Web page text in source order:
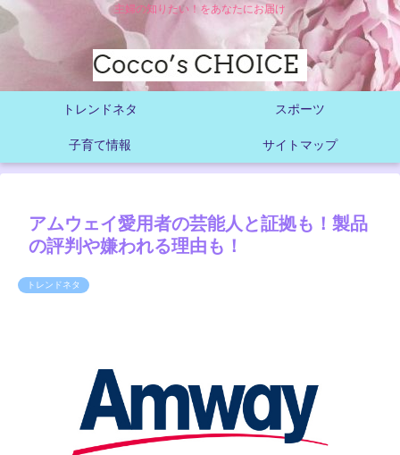
主婦の知りたい！をあなたにお届け
トレンドネタ スポーツ
子育て情報 サイトマップ
アムウェイ愛用者の芸能人と証拠も！製品
の評判や嫌われる理由も！
トレンドネタ